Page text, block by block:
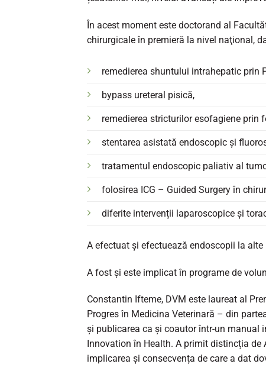
În acest moment este doctorand al
chirurgicale în premieră la nivel naţional,
remedierea shuntului intrahepatic prin
bypass ureteral pisică,
remedierea stricturilor esofagiene prin
stentarea asistată endoscopic și
tratamentul endoscopic paliativ al
folosirea ICG – Guided Surgery în
diferite intervenții laparoscopice și
A efectuat și efectuează endoscopii la
A fost și este implicat în programe de
Constantin Ifteme, DVM este laureat al
Progres în Medicina Veterinară – din
și publicarea ca și coautor într-un manual
Innovation în Health. A primit distincția
implicarea și consecvența de care a dat